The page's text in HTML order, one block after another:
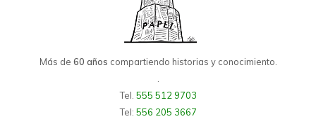
Más de 60 años compartiendo historias y conocimiento.
Tel. 555 512 9703
Tel: 556 205 3667